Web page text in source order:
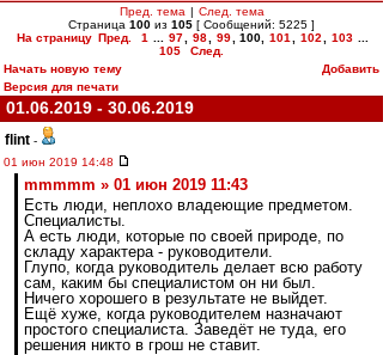
Пред. тема | След. тема
Страница 100 из 105 [ Сообщений: 5225 ]
На страницу Пред. 1 97 98 99 100, 101 102 103
105
След.
Начать новую тему
Добавить
Версия для печати
01.06.2019 - 30.06.2019
flint -
01 июн 2019 14:48
mmmmm » 01 июн 2019 11:43
Есть люди, неплохо владеющие предметом.
Специалисты.
А есть люди, которые по своей природе, по
складу характера - руководители.
Глупо, когда руководитель делает всю работу
сам, каким бы специалистом он ни был.
Ничего хорошего в результате не выйдет.
Ещё хуже, когда руководителем назначают
простого специалиста. Заведёт не туда, его
решения никто в грош не ставит.